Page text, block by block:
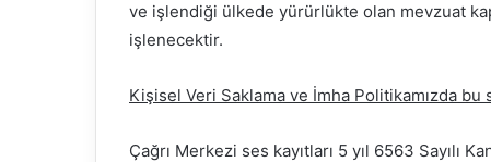
ve işlendiği ülkede yürürlükte olan mevzuat
işlenecektir.
Kişisel Veri Saklama ve İmha Politikamızda bu
Çağrı Merkezi ses kayıtları 5 yıl 6563 Sayılı